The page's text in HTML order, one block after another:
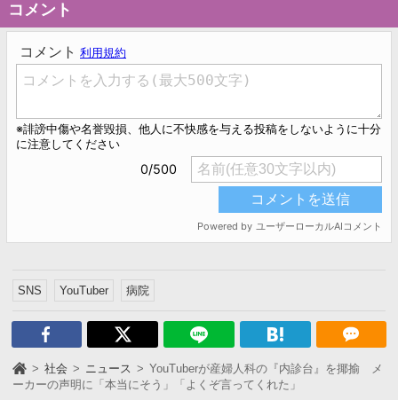
コメント
SNS YouTuber 病院
社会 ニュース
YouTuberが産婦人科の『内診台』を揶揄 メ
ーカーの声明に「本当にそう」「よくぞ言ってくれた」